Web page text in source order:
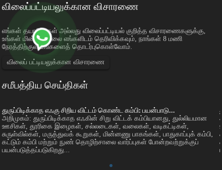
விலைப்பட்டியலுக்கான விசாரணை
எங்கள் தயாரிப்புகள் அல்லது விலைப்பட்டியல் குறித்த விசாரணைகளுக்கு,
உங்கள் மின்னஞ்சலை எங்களிடம் தெரிவிக்கவும், நாங்கள் 8 மணி
நேரத்திற்குள் உங்களைத் தொடர்புகொள்வோம்.
விலைப் பட்டியலுக்கான விசாரணை
சமீபத்திய செய்திகள்
துருப்பிடிக்காத எஃகு சிறிய விட்டம் கொண்ட கம்பி: பயன்பாடு...
அறிமுகம்: துருப்பிடிக்காத எஃகின் சிறு விட்டக் கம்பியானது, துல்லியமான
ஊசிகள், தூரிகை இழைகள், சல்லடைகள், வலைகள், வடிகட்டிகள்,
சுருள்வில்கள், மருத்துவக் கூறுகள், மின்னணு பாகங்கள், பாதுகாப்புக் கம்பி,
கட்டும் கம்பி மற்றும் நுண் தொழிற்சாலை வார்ப்புகள் போன்றவற்றுக்குப்
பயன்படுத்தப்படுகிறது...